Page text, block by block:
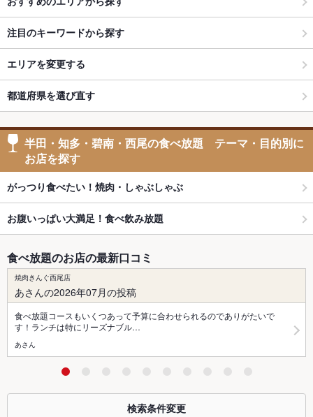
注目のキーワードから探す
エリアを変更する
都道府県を選び直す
半田・知多・碧南・西尾の食べ放題 テーマ・目的別に
お店を探す
がっつり食べたい！焼肉・しゃぶしゃぶ
お腹いっぱい大満足！食べ飲み放題
食べ放題のお店の最新口コミ
焼肉きんぐ西尾店
あさんの2026年07月の投稿
食べ放題コースもいくつあって予算に合わせられるのでありがたいで
す！ランチは特にリーズナブル…
あさん
検索条件変更